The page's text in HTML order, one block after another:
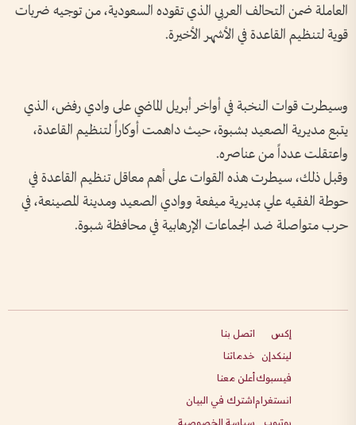
العاملة ضمن التحالف العربي الذي تقوده السعودية، من توجيه ضربات
قوية لتنظيم القاعدة في الأشهر الأخيرة.
وسيطرت قوات النخبة في أواخر أبريل الماضي على وادي رفض، الذي
يتبع مديرية الصعيد بشبوة، حيث داهمت أوكاراً لتنظيم القاعدة،
واعتقلت عدداً من عناصره.
وقبل ذلك، سيطرت هذه القوات على أهم معاقل تنظيم القاعدة في
حوطة الفقيه علي بمديرية ميفعة ووادي الصعيد ومدينة المصينعة، في
حرب متواصلة ضد الجماعات الإرهابية في محافظة شبوة.
إكس
لينكدإن
فيسبوك
انستغرام
يوتيوب
اتصل بنا
خدماتنا
أعلن معنا
اشترك في البيان
سياسة الخصوصية